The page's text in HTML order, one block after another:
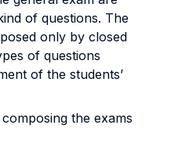
of questions. The
only by closed
of questions
of the students’
the exams